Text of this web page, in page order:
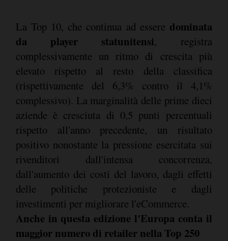
La Top 10, che continua ad essere dominata
da player statunitensi, registra
complessivamente un ritmo di crescita più
elevato rispetto al resto della classifica
(rispettivamente del 6,3% contro il 4,1%
complessivo). La marginalità delle prime dieci
aziende è cresciuta di 0,5 punti percentuali
rispetto all'anno precedente, un risultato
positivo nonostante la pressione esercitata sui
rivenditori dall'intensa concorrenza,
dall'aumento dei costi del lavoro, dagli effetti
delle politiche protezioniste e dagli
investimenti per migliorare l'eCommerce.
Anche in questa edizione l'Europa conta il
maggior numero di retailer nella Top 250